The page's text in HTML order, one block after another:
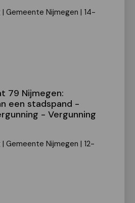
Gemeente Nijmegen | 14-
79 Nijmegen:
een stadspand -
- Vergunning
Gemeente Nijmegen | 12-